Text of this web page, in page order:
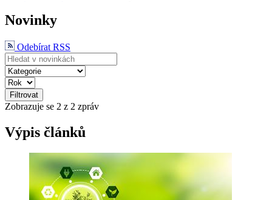
Novinky
Odebírat RSS
Filtrovat
Zobrazuje se 2 z 2 zpráv
Výpis článků